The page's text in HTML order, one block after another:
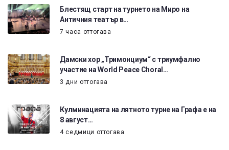
Блестящ старт на турнето на Миро на
Античния театър в…
7 часа оттогава
Дамски хор „Тримонциум“ с триумфално
участие на World Peace Choral…
3 дни оттогава
Кулминацията на лятното турне на Графа е на
8 август…
4 седмици оттогава